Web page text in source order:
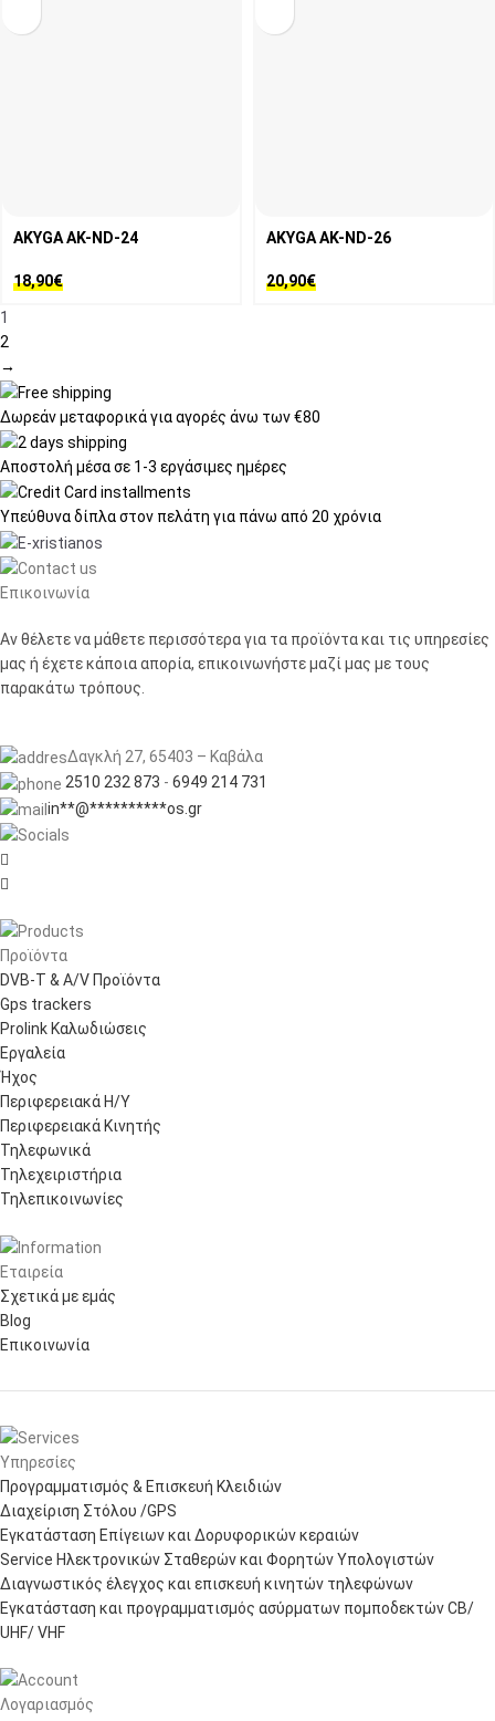
AKYGA AK-ND-24
18,90€
AKYGA AK-ND-26
20,90€
1
2
→
Δωρεάν μεταφορικάγια αγορές άνω των €80
Αποστολή μέσα σε 1-3 εργάσιμες ημέρες
Υπεύθυνα δίπλα στον πελάτη για πάνω από 20 χρόνια
Επικοινωνία
Αν θέλετε να μάθετε περισσότερα για τα προϊόντα και τις υπηρεσίες
μας ή έχετε κάποια απορία, επικοινωνήστε μαζί μας με τους
παρακάτω τρόπους.
Δαγκλή 27, 65403 – Καβάλα
2510 232 873 - 6949 214 731
in**@**********os.gr


Προϊόντα
DVB-T & A/V Προϊόντα
Gps trackers
Prolink Καλωδιώσεις
Εργαλεία
Ήχος
Περιφερειακά Η/Υ
Περιφερειακά Κινητής
Τηλεφωνικά
Τηλεχειριστήρια
Τηλεπικοινωνίες
Εταιρεία
Σχετικά με εμάς
Blog
Επικοινωνία
Υπηρεσίες
Προγραμματισμός & Επισκευή Κλειδιών
Διαχείριση Στόλου /GPS
Εγκατάσταση Επίγειων και Δορυφορικών κεραιών
Service Ηλεκτρονικών Σταθερών και Φορητών Υπολογιστών
Διαγνωστικός έλεγχος και επισκευή κινητών τηλεφώνων
Εγκατάσταση και προγραμματισμός ασύρματων πομποδεκτών CB/
UHF/ VHF
Λογαριασμός